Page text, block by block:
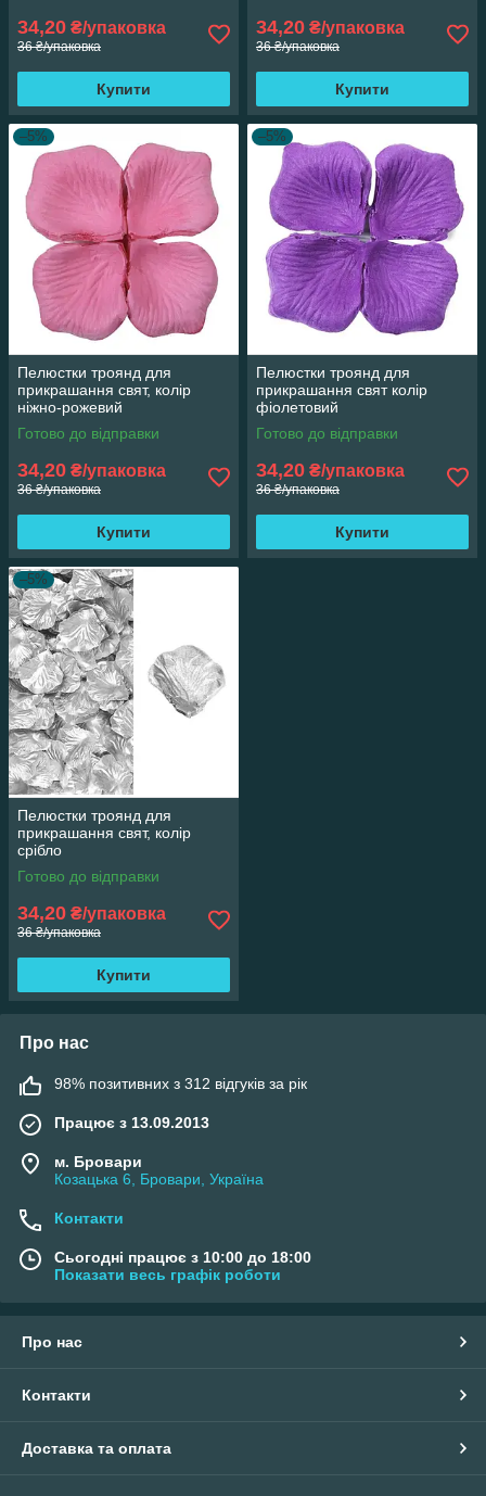
34,20 ₴/упаковка
36 ₴/упаковка
Купити
34,20 ₴/упаковка
36 ₴/упаковка
Купити
–5%
Пелюстки троянд для
прикрашання свят, колір
ніжно-рожевий
Готово до відправки
34,20 ₴/упаковка
36 ₴/упаковка
Купити
–5%
Пелюстки троянд для
прикрашання свят колір
фіолетовий
Готово до відправки
34,20 ₴/упаковка
36 ₴/упаковка
Купити
–5%
Пелюстки троянд для
прикрашання свят, колір
срібло
Готово до відправки
34,20 ₴/упаковка
36 ₴/упаковка
Купити
Про нас
98% позитивних з 312 відгуків за рік
Працює з 13.09.2013
м. Бровари
Козацька 6, Бровари, Україна
Контакти
Сьогодні працює з 10:00 до 18:00
Показати весь графік роботи
Про нас
Контакти
Доставка та оплата